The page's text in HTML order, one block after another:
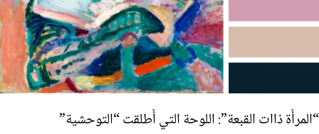
“المرأَة ذاات القبعة”: اللوحة التي أَطلقت “التوحشية”